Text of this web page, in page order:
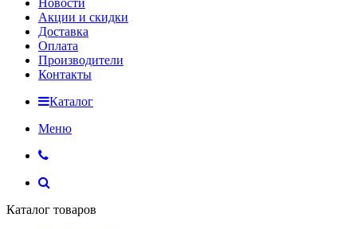
Новости
Акции и скидки
Доставка
Оплата
Производители
Контакты
Каталог
Меню
Каталог товаров